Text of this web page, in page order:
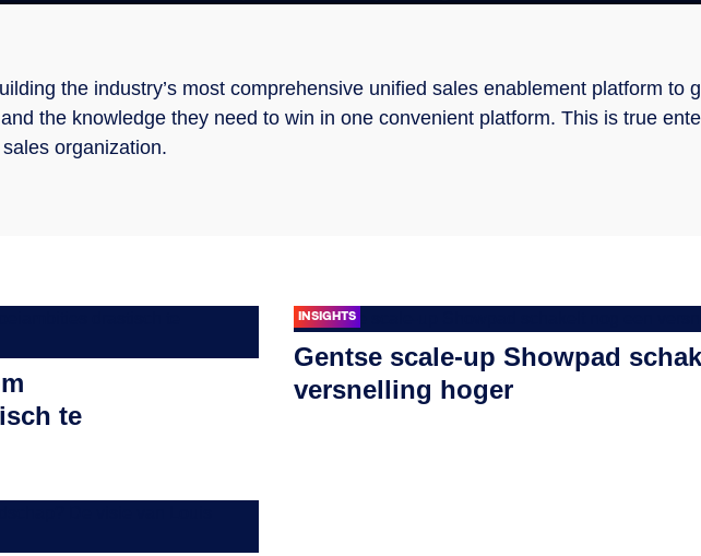
the industry’s most comprehensive unified sales enablement platform to
the knowledge they need to win in one convenient platform. This is true
organization.
te
INSIGHTS
Gentse scale-up Showpad
versnelling hoger